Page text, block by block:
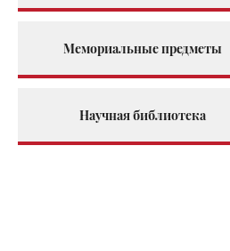
Мемориальные предметы
Научная библиотека